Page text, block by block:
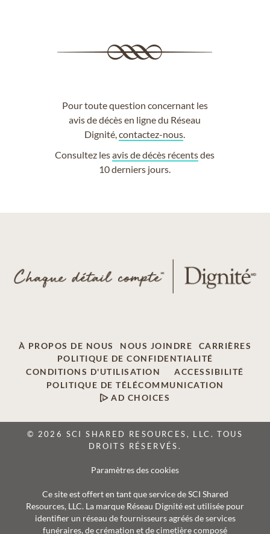
Pour toute question concernant les
avis de décès en ligne du Réseau
Dignité,contactez-nous
Consultez lesavis de décès récentsdes
10 derniers jours.
À PROPOS DE NOUS NOUS JOINDRE
CARRIÈRES
POLITIQUE DE CONFIDENTIALITÉ
CONDITIONS D'UTILISATION
ACCESSIBILITÉ
POLITIQUE DE TÉLÉCOMMUNICATION
AD CHOICES
© 2026 SCI SHARED RESOURCES, LLC. TOUS
DROITS RÉSERVÉS.
Paramètres des cookies
Ce site est offert en tant que service de SCI Shared
Resources, LLC. La marque Réseau Dignité est utilisée pour
identifier un réseau de fournisseurs agréés de services
funéraires, de crémation et de cimetière composé